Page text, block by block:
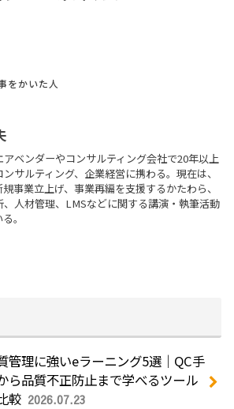
をかいた人
アベンダーやコンサルティング会社で20年以上
ンサルティング、企業経営に携わる。現在は、
事業立上げ、事業再編を支援するかたわら、
、人材管理、LMSなどに関する講演・執筆活動
。
管理に強いeラーニング5選｜QC手
ら品質不正防止まで学べるツール
較 2026.07.23